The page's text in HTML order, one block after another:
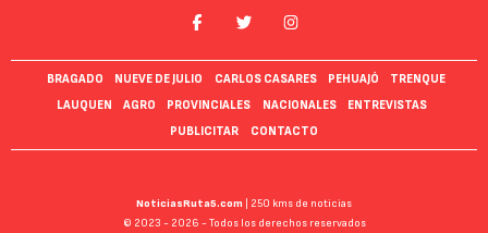
BRAGADO NUEVE DE JULIO CARLOS CASARES PEHUAJÓ
TRENQUE
LAUQUEN
AGRO PROVINCIALES NACIONALES
ENTREVISTAS
PUBLICITAR
CONTACTO
NoticiasRuta5.com
| 250 kms de noticias
© 2023 - 2026 - Todos los derechos reservados